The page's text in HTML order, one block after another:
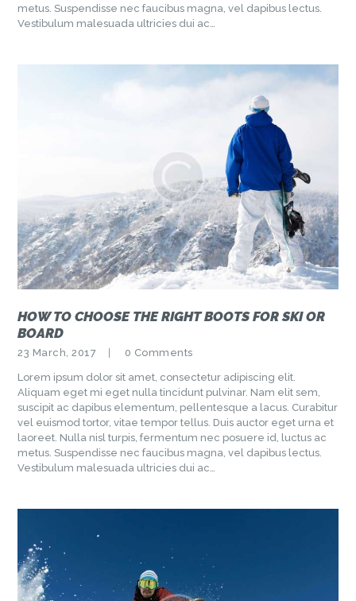
metus. Suspendisse nec faucibus magna, vel dapibus lectus.
Vestibulum malesuada ultricies dui ac…
HOW TO CHOOSE THE RIGHT BOOTS FOR SKI OR
BOARD
23 March, 2017 0 Comments
Lorem ipsum dolor sit amet, consectetur adipiscing elit.
Aliquam eget mi eget nulla tincidunt pulvinar. Nam elit sem,
suscipit ac dapibus elementum, pellentesque a lacus. Curabitur
vel euismod tortor, vitae tempor tellus. Duis auctor eget urna et
laoreet. Nulla nisl turpis, fermentum nec posuere id, luctus ac
metus. Suspendisse nec faucibus magna, vel dapibus lectus.
Vestibulum malesuada ultricies dui ac…